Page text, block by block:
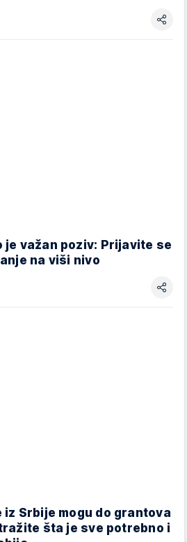
je važan poziv: Prijavite se
na viši nivo
iz Srbije mogu do grantova
šta je sve potrebno i